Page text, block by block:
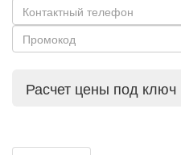
Расчет цены под ключ